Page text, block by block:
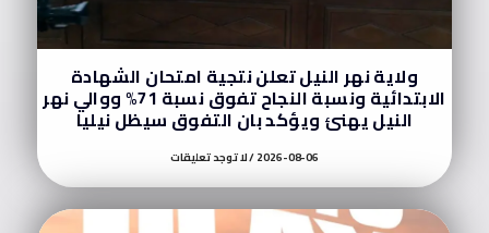
ولاية نهر النيل تعلن نتجية امتحان الشهادة
الابتدائية ونسبة النجاح تفوق نسبة 71% ووالي نهر
النيل يهنئ ويؤكد بان التفوق سيظل نيليا
2026-08-06 لا توجد تعليقات